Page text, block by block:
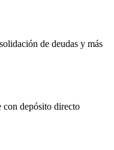
de deudas y más
con depósito directo